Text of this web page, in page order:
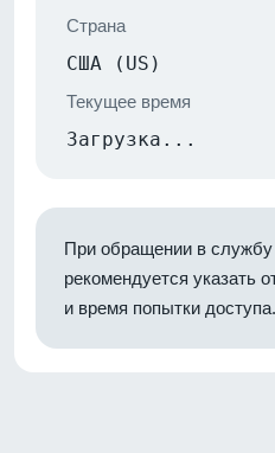
Страна
США (US)
Текущее время
Загрузка...
При обращении в
рекомендуется указать
и время попытки доступа.